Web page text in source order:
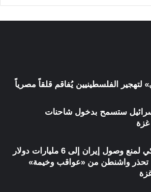
الفلسطينيين يُفاقم قلقاً مصرياً
ستسمح بدخول شاحنات
غزة
«النواب» الأميركي لمنع وصول إيران إلى 6 مليارات دولار
واشنطن من «عواقب وخيمة»